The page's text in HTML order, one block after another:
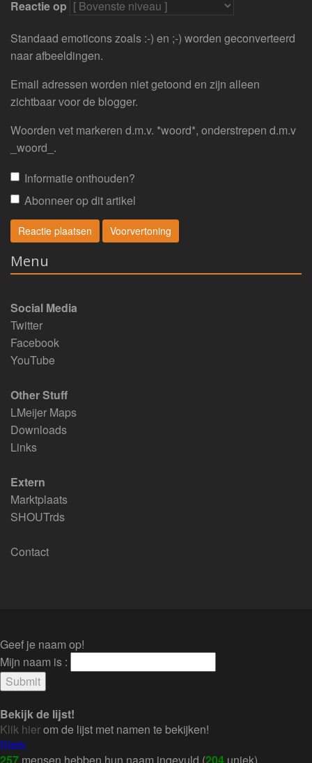
Reactie op
Standaad emoticons zoals :-) en ;-) worden geconverteerd
naar afbeeldingen.
Email adressen worden niet getoond en zijn alleen
zichtbaar voor de blogger.
Woorden vet markeren d.m.v. *woord*, onderstrepen d.m.v
_woord_.
Informatie onthouden?
Abonneer op dit artikel
Menu
Social Media
Twitter
Facebook
YouTube
Other Stuff
LMeijer Maps
Downloads
Links
Extern
Marktplaats
SHOUTrds
Contact
Geef je naam op!
Mijn naam is :
Bekijk de lijst!
Klik hierom de lijst met namen te bekijken!
Stats: